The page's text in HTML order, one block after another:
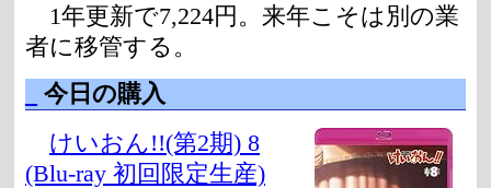
1年更新で7,224円。来年こそは別の業
者に移管する。
今日の購入
けいおん!!(第2期) 8
(Blu-ray 初回限定生産)